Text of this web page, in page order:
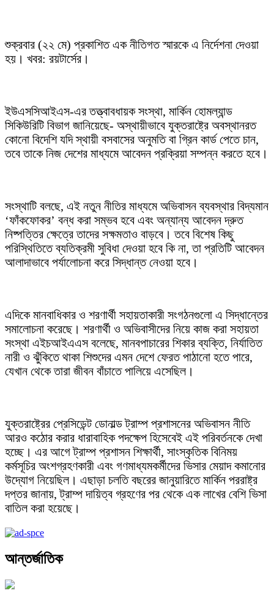
শুক্রবার (২২ মে) প্রকাশিত এক নীতিগত স্মারকে এ নির্দেশনা দেওয়া
হয়। খবর: রয়টার্সের।
ইউএসসিআইএস-এর তত্ত্বাবধায়ক সংস্থা, মার্কিন হোমল্যান্ড
সিকিউরিটি বিভাগ জানিয়েছে- অস্থায়ীভাবে যুক্তরাষ্ট্রে অবস্থানরত
কোনো বিদেশি যদি স্থায়ী বসবাসের অনুমতি বা গ্রিন কার্ড পেতে চান,
তবে তাকে নিজ দেশের মাধ্যমে আবেদন প্রক্রিয়া সম্পন্ন করতে হবে।
সংস্থাটি বলছে, এই নতুন নীতির মাধ্যমে অভিবাসন ব্যবস্থার বিদ্যমান
‘ফাঁকফোকর’ বন্ধ করা সম্ভব হবে এবং অন্যান্য আবেদন দ্রুত
নিষ্পত্তির ক্ষেত্রে তাদের সক্ষমতাও বাড়বে। তবে বিশেষ কিছু
পরিস্থিতিতে ব্যতিক্রমী সুবিধা দেওয়া হবে কি না, তা প্রতিটি আবেদন
আলাদাভাবে পর্যালোচনা করে সিদ্ধান্ত নেওয়া হবে।
এদিকে মানবাধিকার ও শরণার্থী সহায়তাকারী সংগঠনগুলো এ সিদ্ধান্তের
সমালোচনা করেছে। শরণার্থী ও অভিবাসীদের নিয়ে কাজ করা সহায়তা
সংস্থা এইচআইএএস বলেছে, মানবপাচারের শিকার ব্যক্তি, নির্যাতিত
নারী ও ঝুঁকিতে থাকা শিশুদের এমন দেশে ফেরত পাঠানো হতে পারে,
যেখান থেকে তারা জীবন বাঁচাতে পালিয়ে এসেছিল।
যুক্তরাষ্ট্রের প্রেসিডেন্ট ডোনাল্ড ট্রাম্প প্রশাসনের অভিবাসন নীতি
আরও কঠোর করার ধারাবাহিক পদক্ষেপ হিসেবেই এই পরিবর্তনকে দেখা
হচ্ছে। এর আগে ট্রাম্প প্রশাসন শিক্ষার্থী, সাংস্কৃতিক বিনিময়
কর্মসূচির অংশগ্রহণকারী এবং গণমাধ্যমকর্মীদের ভিসার মেয়াদ কমানোর
উদ্যোগ নিয়েছিল। এছাড়া চলতি বছরের জানুয়ারিতে মার্কিন পররাষ্ট্র
দপ্তর জানায়, ট্রাম্প দায়িত্ব গ্রহণের পর থেকে এক লাখের বেশি ভিসা
বাতিল করা হয়েছে।
আন্তর্জাতিক